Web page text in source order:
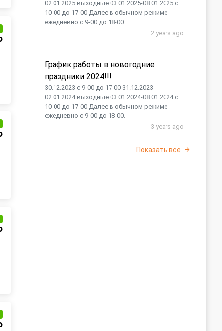
02.01.2025 выходные 03.01.2025-08.01.2025 с
10-00 до 17-00 Далее в обычном режиме
ежедневно с 9-00 до 18-00.
2 years ago
График работы в новогодние
праздники 2024!!!
30.12.2023 с 9-00 до 17-00 31.12.2023-
02.01.2024 выходные 03.01.2024-08.01.2024 с
10-00 до 17-00 Далее в обычном режиме
ежедневно с 9-00 до 18-00.
3 years ago
Показать все